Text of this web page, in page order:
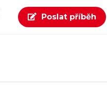
Poslat příběh